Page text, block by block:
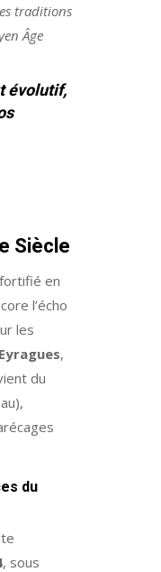
traditions
Âge
évolutif,
Siècle
en
l’écho
les
,
du
du
, sous